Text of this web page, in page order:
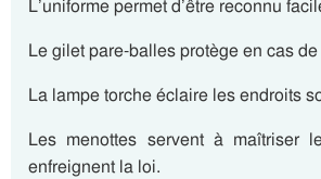
L’uniforme permet d’être reconnu
Le gilet pare-balles protège en cas
La lampe torche éclaire les endroits
Les menottes servent à maîtriser
enfreignent la loi.